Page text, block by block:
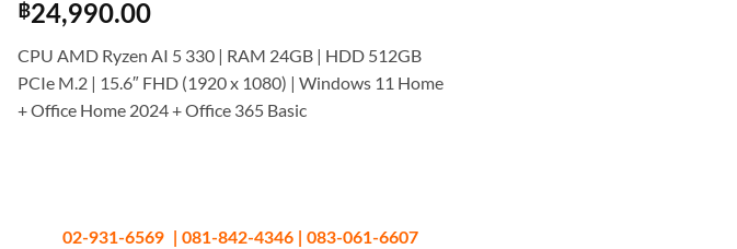
฿24,990.00
CPU AMD Ryzen AI 5 330 | RAM 24GB | HDD 512GB
PCIe M.2 | 15.6″ FHD (1920 x 1080) | Windows 11 Home
+ Office Home 2024 + Office 365 Basic
02-931-6569 | 081-842-4346 | 083-061-6607